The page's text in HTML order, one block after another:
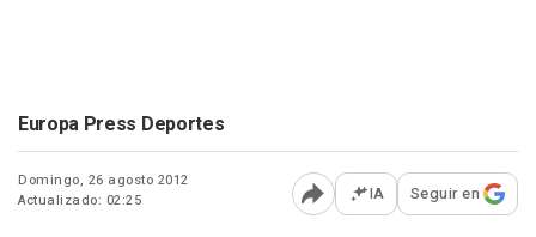
Europa Press Deportes
Domingo, 26 agosto 2012
Actualizado: 02:25
Abrir opciones para
IA Seguir en